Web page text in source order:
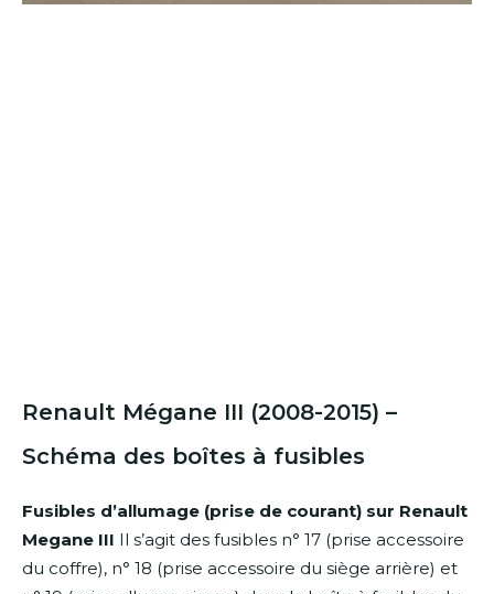
Renault Mégane III (2008-2015) –
Schéma des boîtes à fusibles
Fusibles d’allumage (prise de courant) sur Renault
Megane III Il s’agit des fusibles n° 17 (prise accessoire
du coffre), n° 18 (prise accessoire du siège arrière) et